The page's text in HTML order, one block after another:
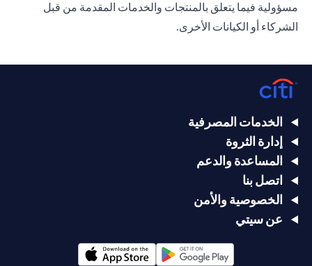
مسؤولية فيما يتعلق بالمنتجات والخدمات المقدمة من قبل
الشركاء أو الكيانات الأخرى.
الخدمات المصرفية
إدارة الثروة
المساعدة والدعم
اتصل بنا
الخصوصية والأمن
عن سيتي